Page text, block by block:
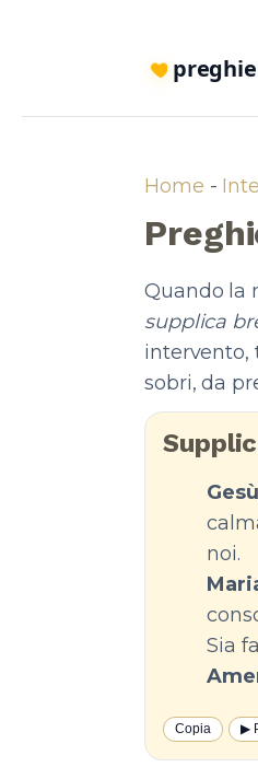
Home -
Quando la
supplica
intervento,
sobri, da
Gesù
noi.
Sia
Copia ▶︎